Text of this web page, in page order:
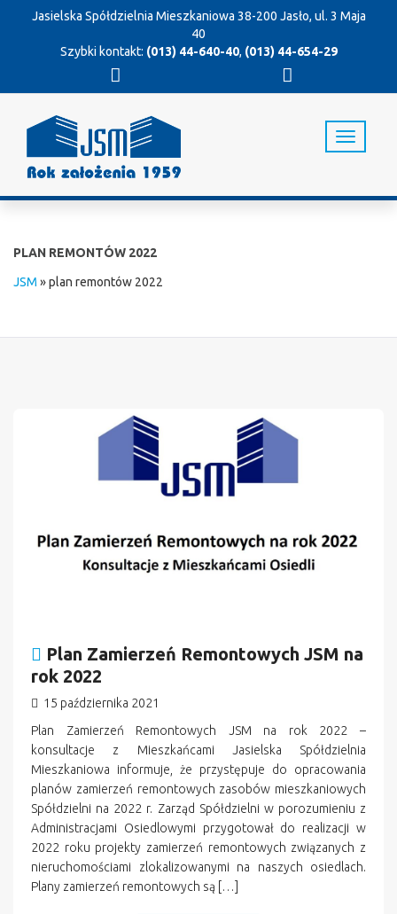
Jasielska Spółdzielnia Mieszkaniowa 38-200 Jasło, ul. 3 Maja
40
Szybki kontakt: (013) 44-640-40, (013) 44-654-29
T
o
PLAN REMONTÓW 2022
JSM »plan remontów 2022
Plan Zamierzeń Remontowych JSM na
rok 2022
15 października 2021
Plan Zamierzeń Remontowych JSM na rok 2022 –
konsultacje z Mieszkańcami Jasielska Spółdzielnia
Mieszkaniowa informuje, że przystępuje do opracowania
planów zamierzeń remontowych zasobów mieszkaniowych
Spółdzielni na 2022 r. Zarząd Spółdzielni w porozumieniu z
Administracjami Osiedlowymi przygotował do realizacji w
2022 roku projekty zamierzeń remontowych związanych z
nieruchomościami zlokalizowanymi na naszych osiedlach.
Plany zamierzeń remontowych są […]